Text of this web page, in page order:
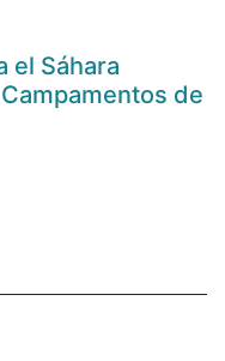
el Sáhara
de